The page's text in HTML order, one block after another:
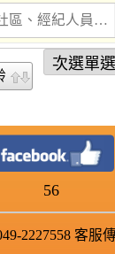
56
2227558 客服